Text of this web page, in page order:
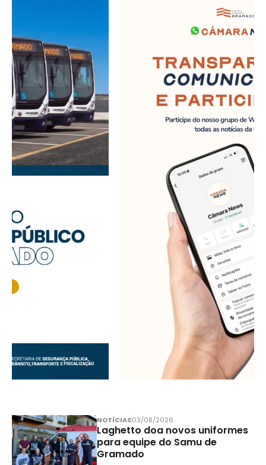
NOTÍCIAS03/08/2026
Laghetto doa novos uniformes
para equipe do Samu de
Gramado